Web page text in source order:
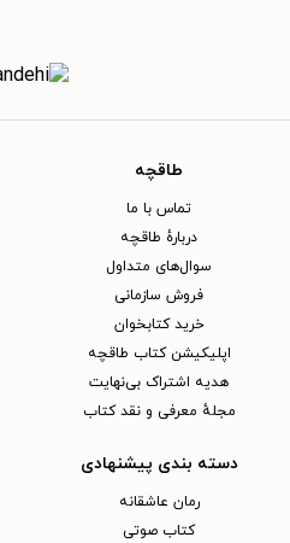
طاقچه
تماس با ما
دربارهٔ طاقچه
سوال‌های متداول
فروش سازمانی
خرید کتابخوان
اپلیکیشن کتاب طاقچه
هدیه اشتراک بی‌نهایت
مجلهٔ معرفی و نقد کتاب
دسته بندی پیشنهادی
رمان عاشقانه
کتاب‌ صوتی